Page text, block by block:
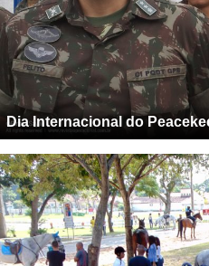
Dia Internacional do